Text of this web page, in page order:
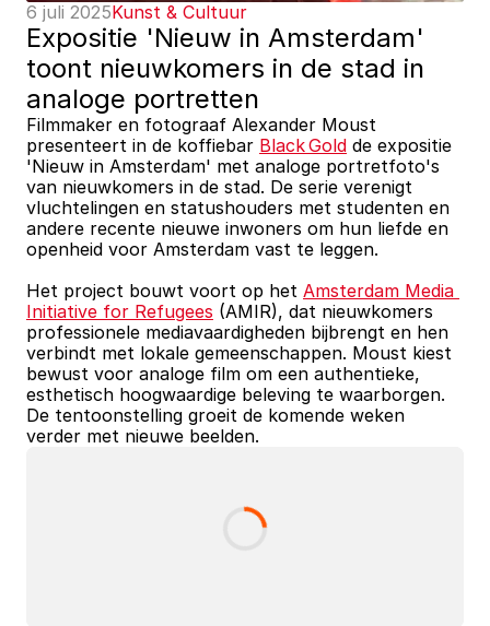
6 juli 2025Kunst & Cultuur
Expositie 'Nieuw in Amsterdam'
toont nieuwkomers in de stad in
analoge portretten
Filmmaker en fotograaf Alexander Moust
presenteert in de koffiebar Black Gold de expositie
'Nieuw in Amsterdam' met analoge portretfoto's
van nieuwkomers in de stad. De serie verenigt
vluchtelingen en statushouders met studenten en
andere recente nieuwe inwoners om hun liefde en
openheid voor Amsterdam vast te leggen.
Het project bouwt voort op het Amsterdam Media
Initiative for Refugees (AMIR), dat nieuwkomers
professionele mediavaardigheden bijbrengt en hen
verbindt met lokale gemeenschappen. Moust kiest
bewust voor analoge film om een authentieke,
esthetisch hoogwaardige beleving te waarborgen.
De tentoonstelling groeit de komende weken
verder met nieuwe beelden.